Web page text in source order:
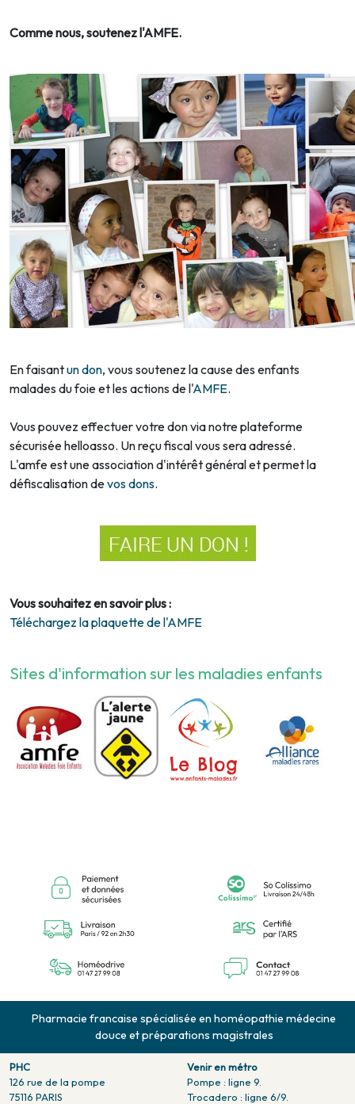
Comme nous, soutenez l'AMFE.
En faisantun don, vous soutenez la cause des enfants
malades du foie et les actions de l'AMFE.
Vous pouvez effectuer votre don via notre plateforme
sécurisée helloasso. Un reçu fiscal vous sera adressé.
L'amfe est une association d'intérêt général et permet la
défiscalisation devos dons.
Vous souhaitez en savoir plus :
Téléchargez la plaquette de l'AMFE
Sites d'information sur les maladies enfants
Pharmacie francaise spécialisée en homéopathie médecine
douce et préparations magistrales
PHC
126 rue de la pompe
75116 PARIS
Venir en métro
Pompe : ligne 9.
Trocadero : ligne 6/9.